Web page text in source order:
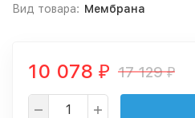
Вид товара: Мембрана
10 078 ₽ 17 129₽